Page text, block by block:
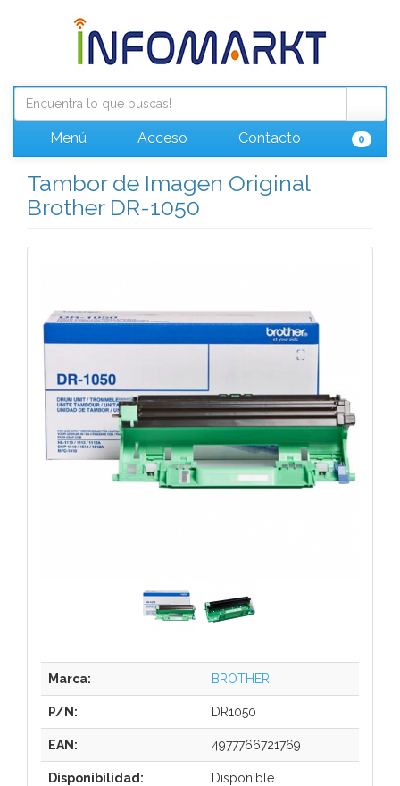
Menú Acceso Contacto 0
Tambor de Imagen Original
Brother DR-1050
Marca: BROTHER
P/N: DR1050
EAN: 4977766721769
Disponibilidad: Disponible